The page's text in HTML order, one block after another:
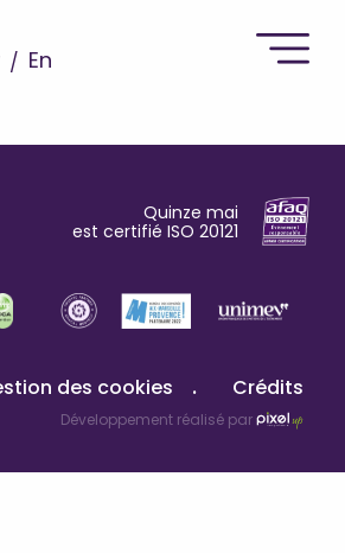
En
Quinze mai
est certifié ISO 20121
des cookies Crédits
Développement réalisé par